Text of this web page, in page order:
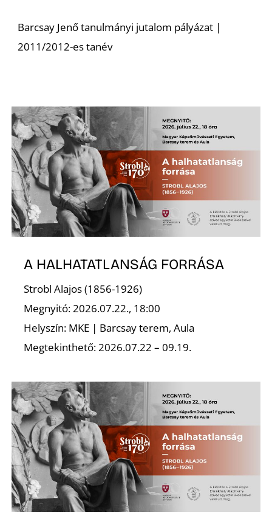
Barcsay Jenő tanulmányi jutalom pályázat |
2011/2012-es tanév
A HALHATATLANSÁG FORRÁSA
Strobl Alajos (1856-1926)
Megnyitó: 2026.07.22., 18:00
Helyszín: MKE | Barcsay terem, Aula
Megtekinthető: 2026.07.22 – 09.19.